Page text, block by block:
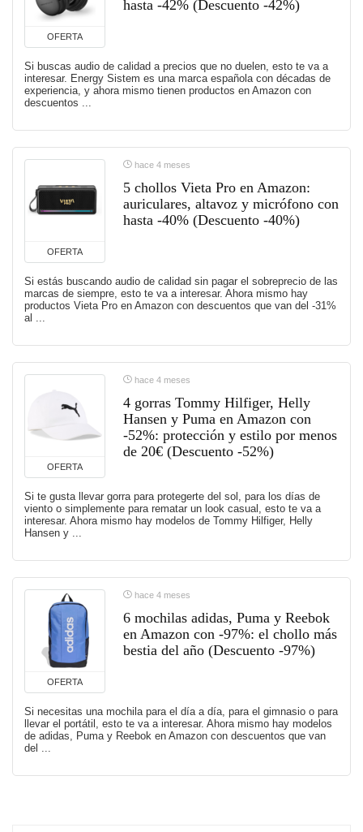
OFERTA
hasta -42% (Descuento -42%)
Si buscas audio de calidad a precios que no duelen, esto te va a
interesar. Energy Sistem es una marca española con décadas de
experiencia, y ahora mismo tienen productos en Amazon con
descuentos ...
OFERTA
hace 4 meses
5 chollos Vieta Pro en Amazon:
auriculares, altavoz y micrófono con
hasta -40% (Descuento -40%)
Si estás buscando audio de calidad sin pagar el sobreprecio de las
marcas de siempre, esto te va a interesar. Ahora mismo hay
productos Vieta Pro en Amazon con descuentos que van del -31%
al ...
OFERTA
hace 4 meses
4 gorras Tommy Hilfiger, Helly
Hansen y Puma en Amazon con
-52%: protección y estilo por menos
de 20€ (Descuento -52%)
Si te gusta llevar gorra para protegerte del sol, para los días de
viento o simplemente para rematar un look casual, esto te va a
interesar. Ahora mismo hay modelos de Tommy Hilfiger, Helly
Hansen y ...
OFERTA
hace 4 meses
6 mochilas adidas, Puma y Reebok
en Amazon con -97%: el chollo más
bestia del año (Descuento -97%)
Si necesitas una mochila para el día a día, para el gimnasio o para
llevar el portátil, esto te va a interesar. Ahora mismo hay modelos
de adidas, Puma y Reebok en Amazon con descuentos que van
del ...